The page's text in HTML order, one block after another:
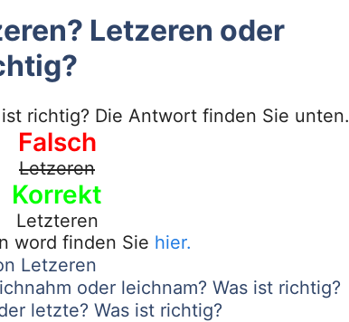
Letzeren oder
richtig? Die Antwort finden Sie unten.
Falsch
Letzeren
Korrekt
Letzteren
word finden Sie hier.
Letzeren
oder leichnam? Was ist richtig?
letzte? Was ist richtig?